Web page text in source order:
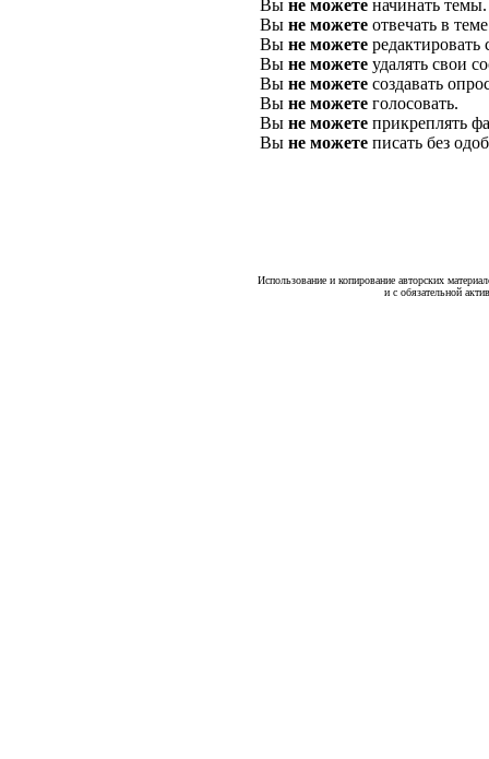
Вы не можете начинать темы.
Вы не можете отвечать в
Вы не можете
Вы не можете удалять свои
Вы не можете создавать
Вы не можете голосовать.
Вы не можете прикреплять
Вы не можете писать без
Использование и копирование авторских
и с обязательной